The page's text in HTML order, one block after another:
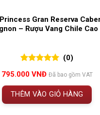
Gran Reserva
– Rượu Vang Chile Cao
đánh giá
(0)
795.000 VNĐ Đã bao gồm VAT
THÊM VÀO GIỎ HÀNG